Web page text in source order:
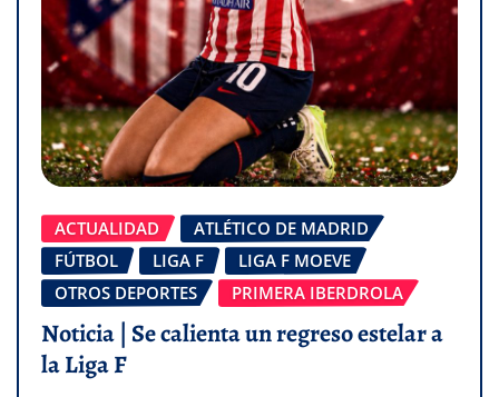
ACTUALIDAD
ATLÉTICO DE MADRID
FÚTBOL
LIGA F
LIGA F MOEVE
OTROS DEPORTES
PRIMERA IBERDROLA
Noticia | Se calienta un regreso estelar a
la Liga F